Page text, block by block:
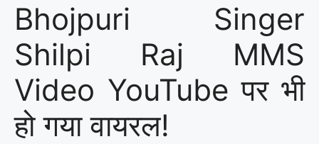
Bhojpuri Singer
Shilpi Raj MMS
Video YouTube पर भी
हो गया वायरल!